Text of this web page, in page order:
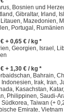
Bosnien und
Gibraltar, Irland,
Mazedonien,
Portugal,
+ 0,65 € / kg *
Georgien, Israel,
+ 1,30 € / kg *
Bahrain,
Indonesien, Irak, Iran,
Kasachstan,
Philippinen, Saudi-
Südkorea, Taiwan (+
Emirate,